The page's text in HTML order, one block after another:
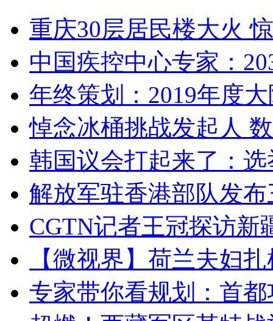
重庆30层居民楼大火
中国疾控中心专家：
年终策划：2019年度
悼念冰桶挑战发起人
韩国议会打起来了：
解放军驻香港部队发
CGTN记者王冠探访新
【微视界】荷兰夫妇
专家带你看规划：首